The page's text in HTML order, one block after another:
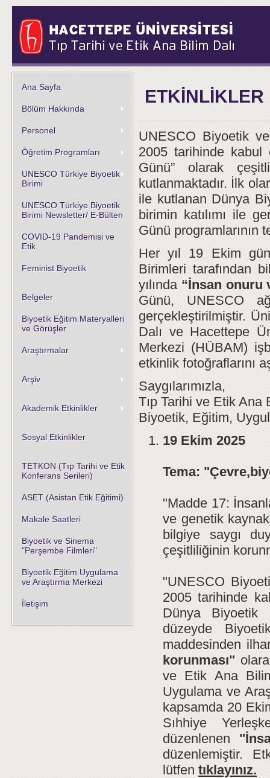
Ana Sayfa
Bölüm Hakkında
Personel
Öğretim Programları
UNESCO Türkiye Biyoetik
Birimi
UNESCO Türkiye Biyoetik
Birimi Newsletter/ E-Bülten
COVID-19 Pandemisi ve
Etik
Feminist Biyoetik
Belgeler
Biyoetik Eğitim Materyalleri
ve Görüşler
Araştırmalar
Arşiv
Akademik Etkinlikler
Sosyal Etkinlikler
TETKON (Tıp Tarihi ve Etik
Konferans Serileri)
ASET (Asistan Etik Eğitimi)
Makale Saatleri
Biyoetik ve Sinema
"Perşembe Filmleri"
Biyoetik Eğitim Uygulama
ve Araştırma Merkezi
İletişim
ETKİNLİKLER
UNESCO Biyoetik
2005 tarihinde kabul
Günü” olarak
kutlanmaktadır. İlk
ile kutlanan Dünya
birimin katılımı ile
Günü programlarının
Her yıl 19 Ekim
Birimleri tarafından
yılında “İnsan onuru
Günü, UNESCO
gerçekleştirilmiştir.
Dalı ve Hacettepe
Merkezi (HÜBAM)
etkinlik fotoğraflarını
Saygılarımızla,
Tıp Tarihi ve Etik Ana
Biyoetik, Eğitim,
19 Ekim 2025
Tema:
"Madde 17:
ve genetik
bilgiye saygı
çeşitliliğinin
"UNESCO
2005 tarihinde
Dünya Biyoetik
düzeyde
maddesinden
korunması"
ve Etik Ana
Uygulama ve
kapsamda 20
Sıhhiye
düzenlenen
düzenlemiştir.
lütfen tıklayınız.